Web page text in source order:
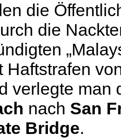
die
die
Haftstrafen
verlegte man
nach San
Bridge.